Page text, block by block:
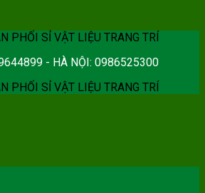
PHỐI SỈ VẬT LIỆU TRANG TRÍ
- HÀ NỘI: 0986525300
PHỐI SỈ VẬT LIỆU TRANG TRÍ